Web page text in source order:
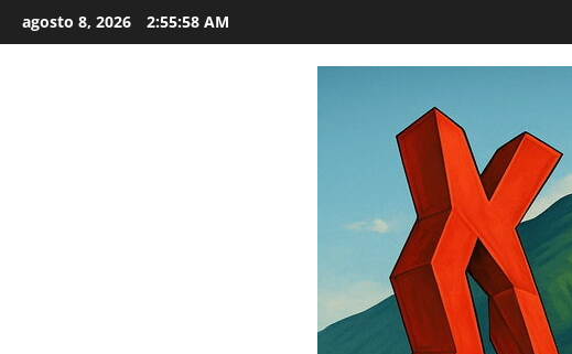
al
agosto 8, 2026 2:55:59 AM